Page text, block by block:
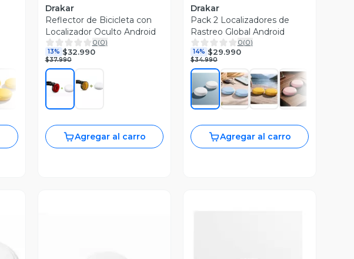
Drakar
Reflector de Bicicleta con
Localizador Oculto Android
0(0)
13% $32.990
$37.990
Agregar al carro
Drakar
Pack 2 Localizadores de
Rastreo Global Android
0(0)
14% $29.990
$34.990
Agregar al carro